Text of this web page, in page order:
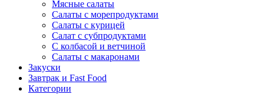
Мясные салаты
Салаты с морепродуктами
Салаты с курицей
Салат с субпродуктами
С колбасой и ветчиной
Салаты с макаронами
Закуски
Завтрак и Fast Food
Категории